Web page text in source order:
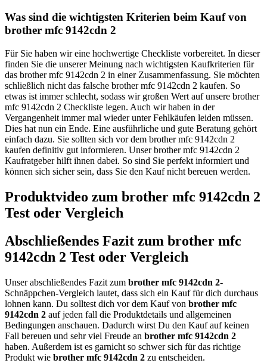
Was sind die wichtigsten Kriterien beim Kauf von
brother mfc 9142cdn 2
Für Sie haben wir eine hochwertige Checkliste vorbereitet. In dieser
finden Sie die unserer Meinung nach wichtigsten Kaufkriterien für
das brother mfc 9142cdn 2 in einer Zusammenfassung. Sie möchten
schließlich nicht das falsche brother mfc 9142cdn 2 kaufen. So
etwas ist immer schlecht, sodass wir großen Wert auf unsere brother
mfc 9142cdn 2 Checkliste legen. Auch wir haben in der
Vergangenheit immer mal wieder unter Fehlkäufen leiden müssen.
Dies hat nun ein Ende. Eine ausführliche und gute Beratung gehört
einfach dazu. Sie sollten sich vor dem brother mfc 9142cdn 2
kaufen definitiv gut informieren. Unser brother mfc 9142cdn 2
Kaufratgeber hilft ihnen dabei. So sind Sie perfekt informiert und
können sich sicher sein, dass Sie den Kauf nicht bereuen werden.
Produktvideo zum brother mfc 9142cdn 2
Test oder Vergleich
Abschließendes Fazit zum brother mfc
9142cdn 2 Test oder Vergleich
Unser abschließendes Fazit zum brother mfc 9142cdn 2-
Schnäppchen-Vergleich lautet, dass sich ein Kauf für dich durchaus
lohnen kann. Du solltest dich vor dem Kauf von brother mfc
9142cdn 2 auf jeden fall die Produktdetails und allgemeinen
Bedingungen anschauen. Dadurch wirst Du den Kauf auf keinen
Fall bereuen und sehr viel Freude an brother mfc 9142cdn 2
haben. Außerdem ist es garnicht so schwer sich für das richtige
Produkt wie brother mfc 9142cdn 2 zu entscheiden.